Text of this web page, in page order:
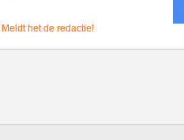
Meldt het de redactie!